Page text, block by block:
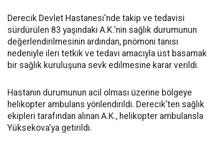
Derecik Devlet Hastanesi'nde takip ve tedavisi
sürdürülen 83 yaşındaki A.K.'nin sağlık durumunun
değerlendirilmesinin ardından, pnömoni tanısı
nedeniyle ileri tetkik ve tedavi amacıyla üst basamak
bir sağlık kuruluşuna sevk edilmesine karar verildi.
Hastanın durumunun acil olması üzerine bölgeye
helikopter ambulans yönlendirildi. Derecik'ten sağlık
ekipleri tarafından alınan A.K., helikopter ambulansla
Yüksekova'ya getirildi.